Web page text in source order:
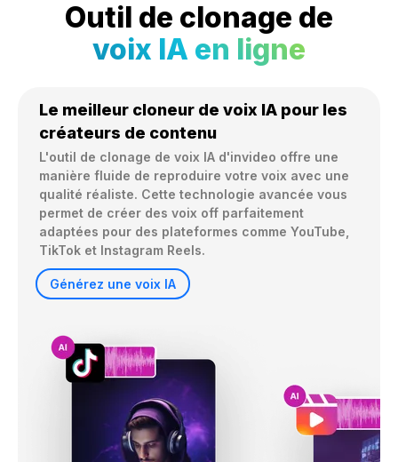
Outil de clonage de
voix IA en ligne
Le meilleur cloneur de voix IA pour les
créateurs de contenu
L'outil de clonage de voix IA d'invideo offre une
manière fluide de reproduire votre voix avec une
qualité réaliste. Cette technologie avancée vous
permet de créer des voix off parfaitement
adaptées pour des plateformes comme YouTube,
TikTok et Instagram Reels.
Générez une voix IA